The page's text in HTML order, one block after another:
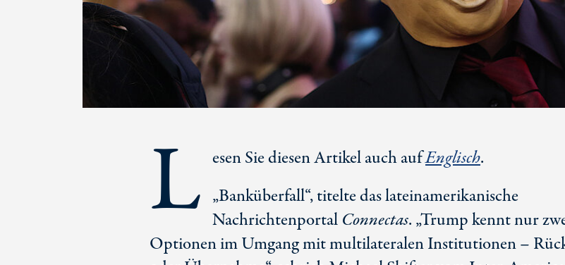
L esen Sie diesen Artikel auch aufEnglisch.
„Banküberfall“, titelte das lateinamerikanische
Nachrichtenportal Connectas. „Trump kennt nur
Optionen im Umgang mit multilateralen Institutionen –